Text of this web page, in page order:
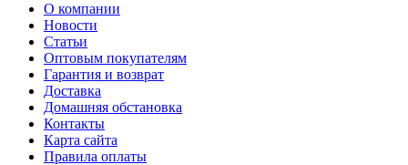
О компании
Новости
Статьи
Оптовым покупателям
Гарантия и возврат
Доставка
Домашняя обстановка
Контакты
Карта сайта
Правила оплаты